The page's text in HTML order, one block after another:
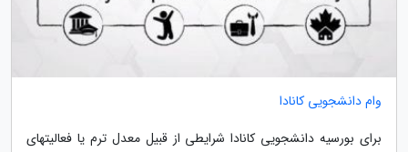
وام دانشجویی کانادا
برای بورسیه دانشجویی کانادا شرایطی از قبیل معدل ترم یا فعالیتهای